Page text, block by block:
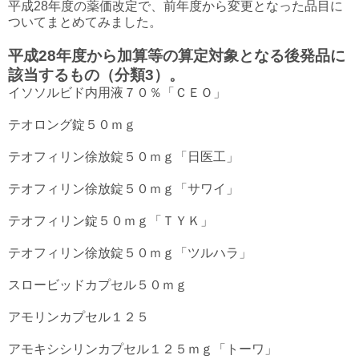
平成28年度の薬価改定で、前年度から変更となった品目に
ついてまとめてみました。
平成28年度から加算等の算定対象となる後発品に
該当するもの（分類3）。
イソソルビド内用液７０％「ＣＥＯ」
テオロング錠５０ｍｇ
テオフィリン徐放錠５０ｍｇ「日医工」
テオフィリン徐放錠５０ｍｇ「サワイ」
テオフィリン錠５０ｍｇ「ＴＹＫ」
テオフィリン徐放錠５０ｍｇ「ツルハラ」
スロービッドカプセル５０ｍｇ
アモリンカプセル１２５
アモキシシリンカプセル１２５ｍｇ「トーワ」